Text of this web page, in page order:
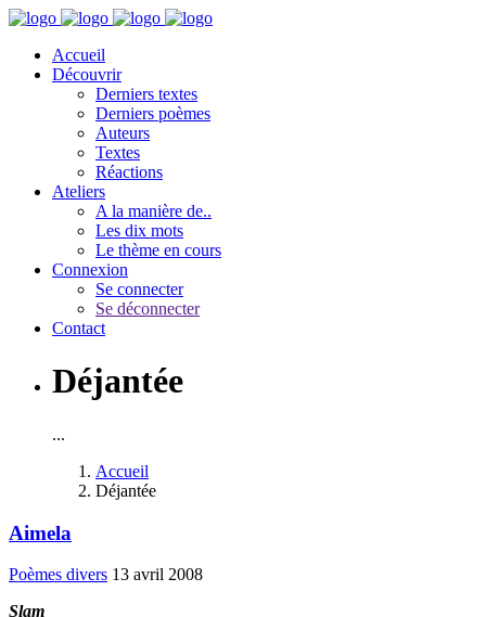
Accueil
Découvrir
Derniers textes
Derniers poèmes
Auteurs
Textes
Réactions
Ateliers
A la manière de..
Les dix mots
Le thème en cours
Connexion
Se connecter
Se déconnecter
Contact
Déjantée
...
Accueil
Déjantée
Aimela
Poèmes divers 13 avril 2008
Slam